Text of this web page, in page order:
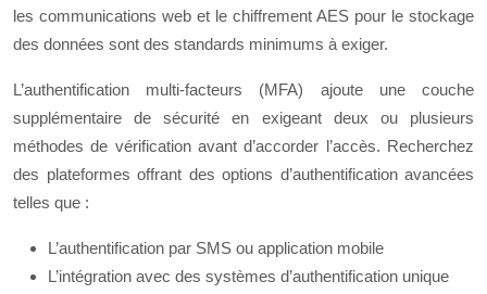
les communications web et le chiffrement AES pour le stockage
des données sont des standards minimums à exiger.
L’authentification multi-facteurs (MFA) ajoute une couche
supplémentaire de sécurité en exigeant deux ou plusieurs
méthodes de vérification avant d’accorder l’accès. Recherchez
des plateformes offrant des options d’authentification avancées
telles que :
L’authentification par SMS ou application mobile
L’intégration avec des systèmes d’authentification unique